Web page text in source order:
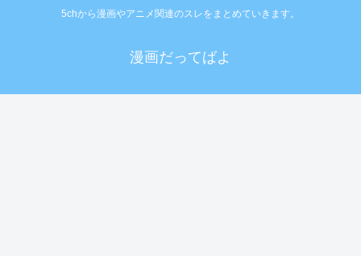
5chから漫画やアニメ関連のスレをまとめていきます。
漫画だってばよ